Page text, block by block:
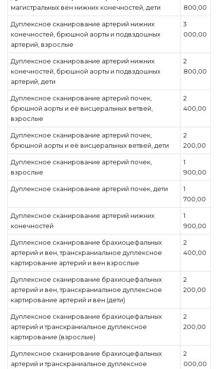
магистральных вен нижних конечностей, дети
800,00
Дуплексное сканирование артерий нижних
конечностей, брюшной аорты и подвздошных
артерий, взрослые
3
000,00
Дуплексное сканирование артерий нижних
конечностей, брюшной аорты и подвздошных
артерий, дети
2
800,00
Дуплексное сканирование артерий почек,
брюшной аорты и её висцеральных ветвей,
взрослые
2
400,00
Дуплексное сканирование артерий почек,
брюшной аорты и её висцеральных ветвей, дети
2
200,00
Дуплексное сканирование артерий почек,
взрослые
1
900,00
Дуплексное сканирование артерий почек, дети
1
700,00
Дуплексное сканирование артерий нижних
конечностей
1
900,00
Дуплексное сканирование брахиоцефальных
артерий и вен, транскраниальное дуплексное
картирование артерий и вен взрослые
2
400,00
Дуплексное сканирование брахиоцефальных
артерий и вен, транскраниальное дуплексное
картирование артерий и вен (дети)
2
200,00
Дуплексное сканирование брахиоцефальных
артерий и транскраниальное дуплексное
картирование (взрослые)
2
200,00
Дуплексное сканирование брахиоцефальных
артерий и транскраниальное дуплексное
2
000,00